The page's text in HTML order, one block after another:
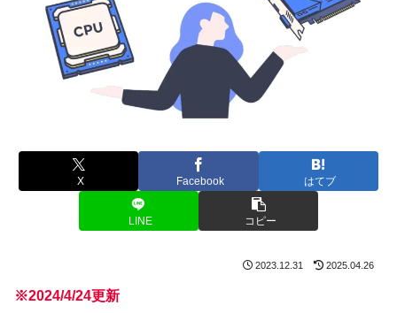
X Facebook はてブ
LINE コピー
2023.12.31 2025.04.26
※2024/4/24更新